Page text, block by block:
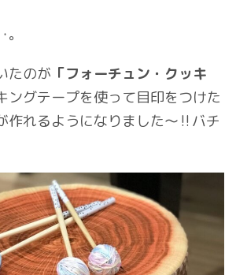
たのが 「フォーチュン・クッキ
ングテープを使って目印をつけた
作れるようになりました〜‼︎バチ